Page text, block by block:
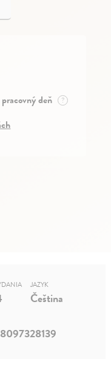
deň ?
JAZYK
Čeština